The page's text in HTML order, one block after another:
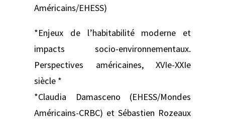
Américains/EHESS)
*Enjeux de l’habitabilité moderne et
impacts socio-environnementaux.
Perspectives américaines, XVIe-XXIe
siècle *
*Claudia Damasceno (EHESS/Mondes
Américains-CRBC) et Sébastien Rozeaux